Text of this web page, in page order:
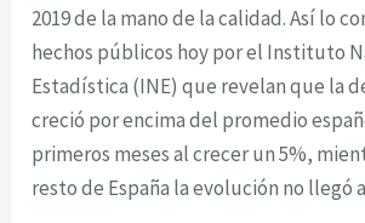
2019 de la mano de la calidad. Así lo
hechos públicos hoy por el Instituto
Estadística (INE) que revelan que la
creció por encima del promedio
primeros meses al crecer un 5%,
resto de España la evolución no llegó